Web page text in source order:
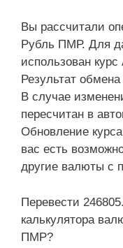
Вы рассчитали
Рубль ПМР. Для
использован
Результат
В случае
пересчитан в
Обновление
вас есть
другие валюты с
Перевести
калькулятора
ПМР?